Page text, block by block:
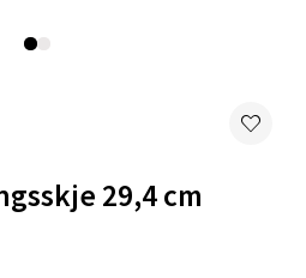
29,4 cm
Senter Mo i Rana
8622 Mo i Rana